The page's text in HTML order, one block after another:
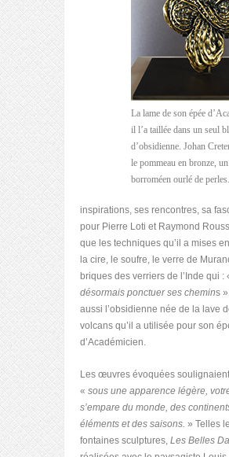
La lame de son épée
il l’a taillée dans un seul
d’obsidienne. Johan
le pommeau en bronze,
borroméen ourlé de perles.
inspirations, ses rencontres, sa
pour Pierre Loti et Raymond
que les techniques qu’il a mises
la cire, le soufre, le verre de
briques des verriers de l’Inde qui :
désormais ponctuer ses chemins
aussi l’obsidienne née de la lave
volcans qu’il a utilisée pour son
d’Académicien.
Les œuvres évoquées
« sous une apparence légère,
s’empare du monde, des
éléments et des saisons. » Telles
fontaines sculptures, Les Belles